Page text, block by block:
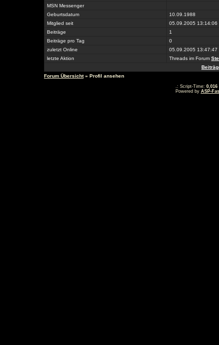
MSN Messenger
Geburtsdatum
10.09.1988
Mitglied seit
05.09.2005 13:14:06
Beiträge
1
Beiträge pro Tag
0
zuletzt Online
05.09.2005 13:47:47
letzte Aktion
Threads im Forum
Forum Übersicht» Profil ansehen
.: Script-Time: 0,016
Powered by ASP-